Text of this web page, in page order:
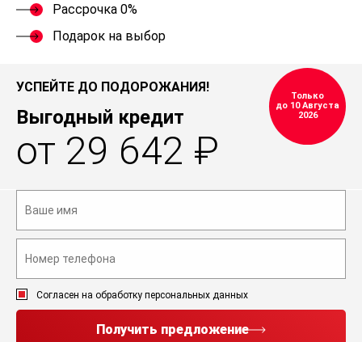
Рассрочка 0%
Подарок на выбор
УСПЕЙТЕ ДО ПОДОРОЖАНИЯ!
Выгодный кредит
от 29 642 ₽
Только
до 10 Августа
2026
Согласен на обработку персональных данных
Получить предложение